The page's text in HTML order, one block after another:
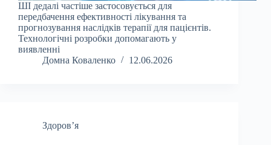
ШІ дедалі частіше застосовується для
передбачення ефективності лікування та
прогнозування наслідків терапії для пацієнтів.
Технологічні розробки допомагають у
виявленні
Домна Коваленко
12.06.2026
Здоров’я